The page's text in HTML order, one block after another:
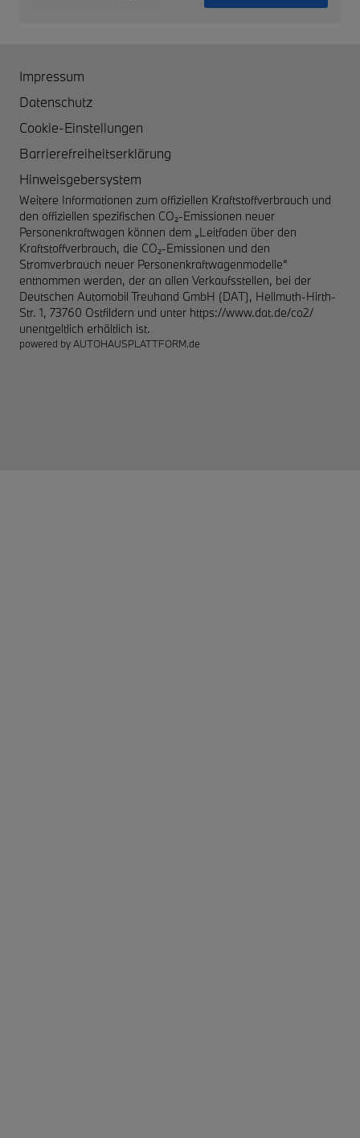
Impressum
Datenschutz
Cookie-Einstellungen
Barrierefreiheitserklärung
Hinweisgebersystem
Weitere Informationen zum offiziellen Kraftstoffverbrauch und
den offiziellen spezifischen CO₂-Emissionen neuer
Personenkraftwagen können dem „Leitfaden über den
Kraftstoffverbrauch, die CO₂-Emissionen und den
Stromverbrauch neuer Personenkraftwagenmodelle“
entnommen werden, der an allen Verkaufsstellen, bei der
Deutschen Automobil Treuhand GmbH (DAT), Hellmuth-Hirth-
Str. 1, 73760 Ostfildern und unter https://www.dat.de/co2/
unentgeltlich erhältlich ist.
powered byAUTOHAUSPLATTFORM.de